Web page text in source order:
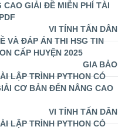
CAO GIẢI ĐỀ MIỄN PHÍ TÀI
VI TÍNH TẤN DÂN
VÀ ĐÁP ÁN THI HSG TIN
CẤP HUYỆN 2025
GIA BẢO
LẬP TRÌNH PYTHON CÓ
CƠ BẢN ĐẾN NÂNG CAO
VI TÍNH TẤN DÂN
LẬP TRÌNH PYTHON CÓ